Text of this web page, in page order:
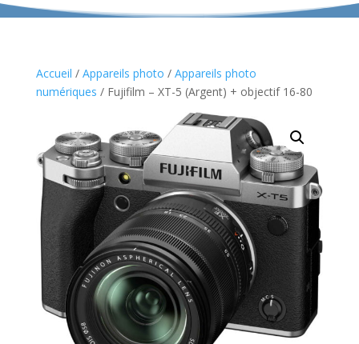
Accueil / Appareils photo / Appareils photo
numériques / Fujifilm – XT-5 (Argent) + objectif 16-80